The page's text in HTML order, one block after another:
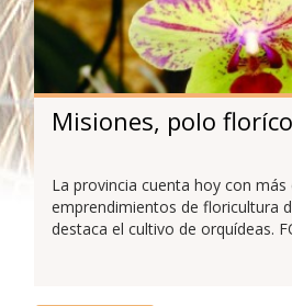
Misiones, polo
La provincia cuenta hoy con más
emprendimientos de floricultura
destaca el cultivo de orquídeas.